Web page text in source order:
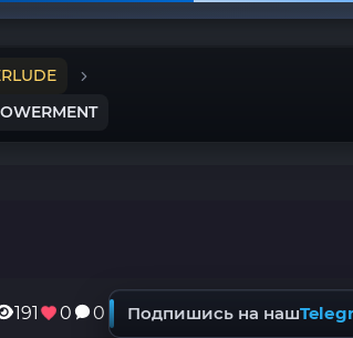
191 0 0 Подпишись на наш